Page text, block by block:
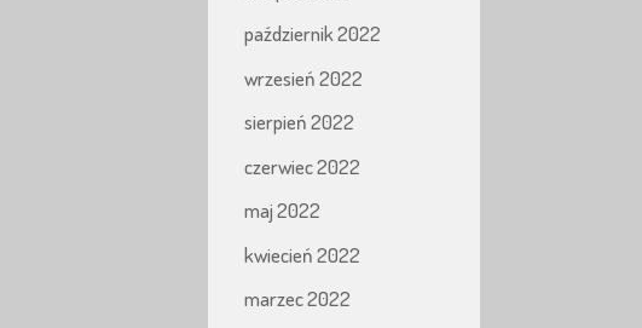
październik 2022
wrzesień 2022
sierpień 2022
czerwiec 2022
maj 2022
kwiecień 2022
marzec 2022